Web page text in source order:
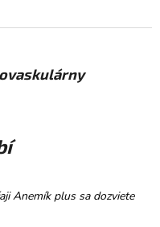
Anemík plus sa dozviete